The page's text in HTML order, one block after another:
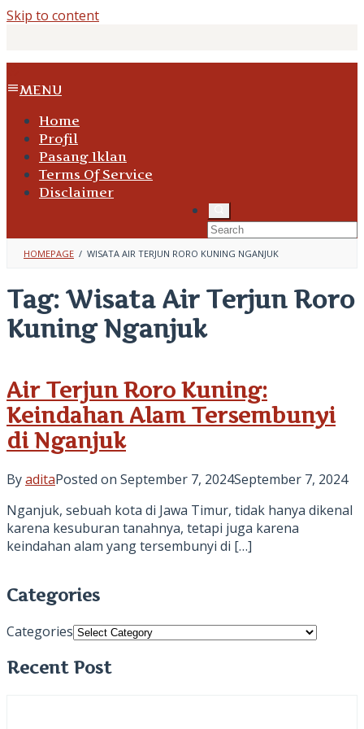
Skip to content
MENU
Home
Profil
Pasang Iklan
Terms Of Service
Disclaimer
HOMEPAGE / WISATA AIR TERJUN RORO KUNING NGANJUK
Tag: Wisata Air Terjun Roro
Kuning Nganjuk
Air Terjun Roro Kuning:
Keindahan Alam Tersembunyi
di Nganjuk
ByaditaPosted on September 7, 2024September 7, 2024
Nganjuk, sebuah kota di Jawa Timur, tidak hanya dikenal
karena kesuburan tanahnya, tetapi juga karena
keindahan alam yang tersembunyi di […]
Categories
Categories
Recent Post